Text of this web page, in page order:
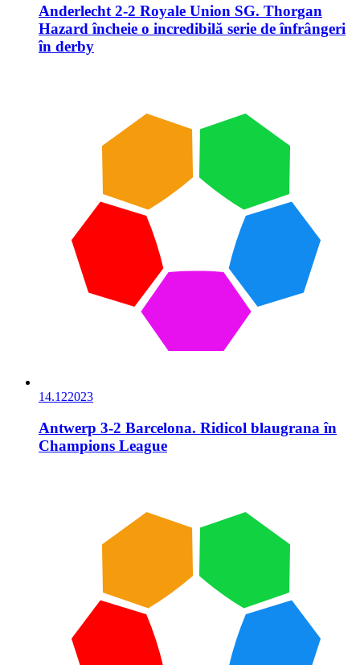
Anderlecht 2-2 Royale Union SG. Thorgan
Hazard încheie o incredibilă serie de înfrângeri
în derby
14.122023
Antwerp 3-2 Barcelona. Ridicol blaugrana în
Champions League